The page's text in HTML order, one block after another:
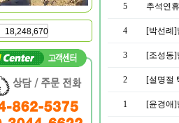
18,248,670
5 추석연
4 [박선례]
3 [조성동]
2 [설명절
1 [윤경애]